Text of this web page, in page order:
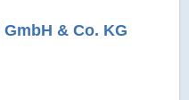
& Co. KG